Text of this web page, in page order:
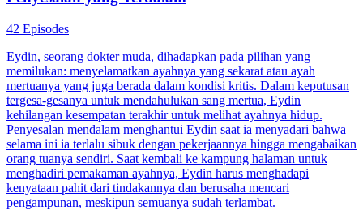
42 Episodes
Eydin, seorang dokter muda, dihadapkan pada pilihan yang
memilukan: menyelamatkan ayahnya yang sekarat atau ayah
mertuanya yang juga berada dalam kondisi kritis. Dalam keputusan
tergesa-gesanya untuk mendahulukan sang mertua, Eydin
kehilangan kesempatan terakhir untuk melihat ayahnya hidup.
Penyesalan mendalam menghantui Eydin saat ia menyadari bahwa
selama ini ia terlalu sibuk dengan pekerjaannya hingga mengabaikan
orang tuanya sendiri. Saat kembali ke kampung halaman untuk
menghadiri pemakaman ayahnya, Eydin harus menghadapi
kenyataan pahit dari tindakannya dan berusaha mencari
pengampunan, meskipun semuanya sudah terlambat.